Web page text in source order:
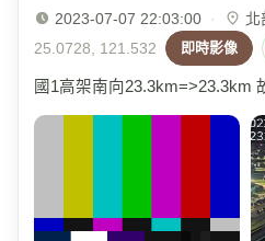
2023-07-07 22:03:00 · 北
25.0728, 121.532
即時影像
國1高架南向23.3km=>23.3km